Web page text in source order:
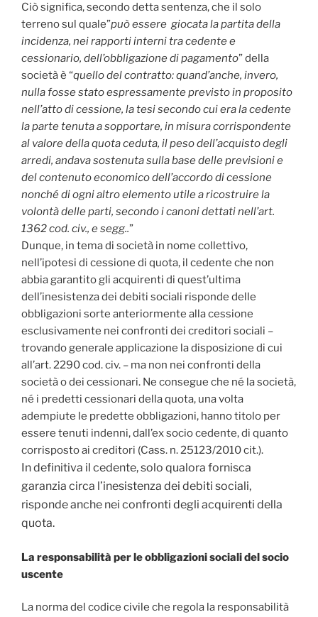
Ciò significa, secondo detta sentenza, che il solo
terreno sul quale”può essere giocata la partita della
incidenza, nei rapporti interni tra cedente e
cessionario, dell’obbligazione di pagamento” della
società è “quello del contratto: quand’anche, invero,
nulla fosse stato espressamente previsto in proposito
nell’atto di cessione, la tesi secondo cui era la cedente
la parte tenuta a sopportare, in misura corrispondente
al valore della quota ceduta, il peso dell’acquisto degli
arredi, andava sostenuta sulla base delle previsioni e
del contenuto economico dell’accordo di cessione
nonché di ogni altro elemento utile a ricostruire la
volontà delle parti, secondo i canoni dettati nell’art.
1362 cod. civ., e segg..”
Dunque, in tema di società in nome collettivo,
nell’ipotesi di cessione di quota, il cedente che non
abbia garantito gli acquirenti di quest’ultima
dell’inesistenza dei debiti sociali risponde delle
obbligazioni sorte anteriormente alla cessione
esclusivamente nei confronti dei creditori sociali –
trovando generale applicazione la disposizione di cui
all’art. 2290 cod. civ. – ma non nei confronti della
società o dei cessionari. Ne consegue che né la società,
né i predetti cessionari della quota, una volta
adempiute le predette obbligazioni, hanno titolo per
essere tenuti indenni, dall’ex socio cedente, di quanto
corrisposto ai creditori (Cass. n. 25123/2010 cit.).
In definitiva il cedente, solo qualora fornisca
garanzia circa l’inesistenza dei debiti sociali,
risponde anche nei confronti degli acquirenti della
quota.
La responsabilità per le obbligazioni sociali del socio
uscente
La norma del codice civile che regola la responsabilità